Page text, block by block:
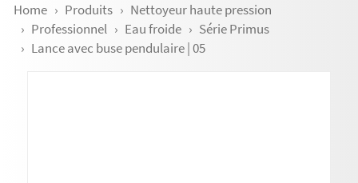
Home Produits
Nettoyeur haute pression
Professionnel
Eau froide
Série Primus
Lance avec buse pendulaire | 05